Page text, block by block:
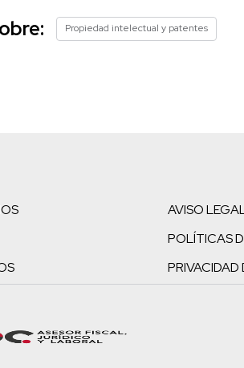
Propiedad intelectual y patentes
AVISO
POLÍTICAS
PRIVACIDAD